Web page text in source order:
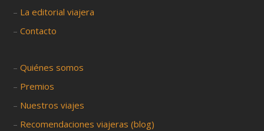
– La editorial viajera
–Contacto
–Quiénes somos
– Premios
– Nuestros viajes
– Recomendaciones viajeras (blog)